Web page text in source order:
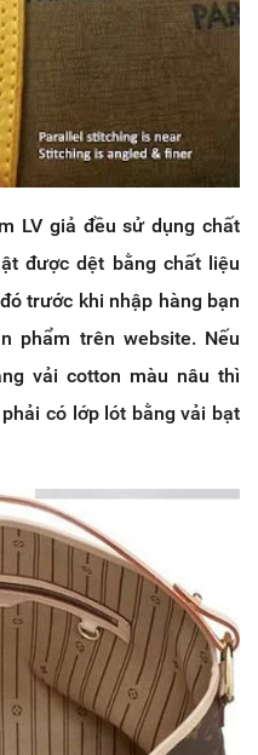
LV giả đều sử dụng chất
được dệt bằng chất liệu
trước khi nhập hàng bạn
phẩm trên website. Nếu
vải cotton màu nâu thì
có lớp lót bằng vải bạt